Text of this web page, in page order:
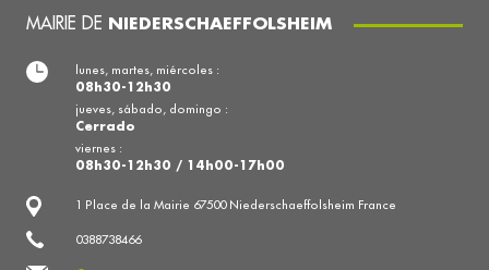
MAIRIE DE NIEDERSCHAEFFOLSHEIM
1 Place de la Mairie 67500 Niederschaeffolsheim France
0388738466
lunes, martes, miércoles :
08h30-12h30
jueves, sábado, domingo :
Cerrado
viernes :
08h30-12h30 / 14h00-17h00